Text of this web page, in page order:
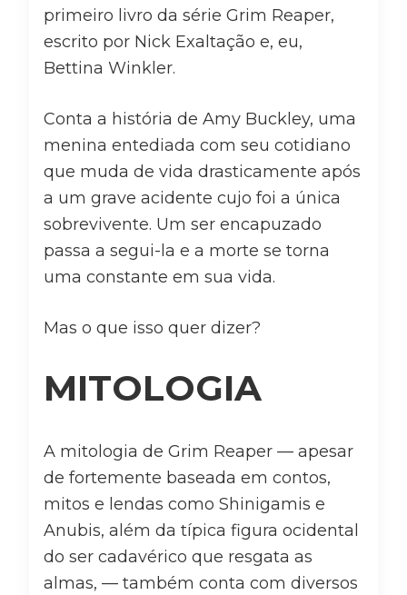
primeiro livro da série Grim Reaper,
escrito por Nick Exaltação e, eu,
Bettina Winkler.
Conta a história de Amy Buckley, uma
menina entediada com seu cotidiano
que muda de vida drasticamente após
a um grave acidente cujo foi a única
sobrevivente. Um ser encapuzado
passa a segui-la e a morte se torna
uma constante em sua vida.
Mas o que isso quer dizer?
MITOLOGIA
A mitologia de Grim Reaper — apesar
de fortemente baseada em contos,
mitos e lendas como Shinigamis e
Anubis, além da típica figura ocidental
do ser cadavérico que resgata as
almas, — também conta com diversos